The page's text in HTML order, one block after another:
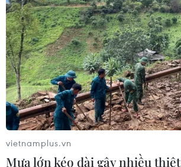
vietnamplus.vn
Mưa lớn kéo dài gây nhiều